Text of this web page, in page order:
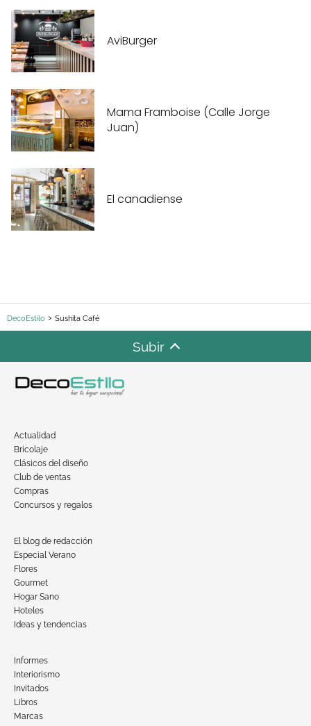
AviBurger
Mama Framboise (Calle Jorge
Juan)
El canadiense
DecoEstilo Sushita Café
Subir
Actualidad
Bricolaje
Clásicos del diseño
Club de ventas
Compras
Concursos y regalos
El blog de redacción
Especial Verano
Flores
Gourmet
Hogar Sano
Hoteles
Ideas y tendencias
Informes
Interiorismo
Invitados
Libros
Marcas